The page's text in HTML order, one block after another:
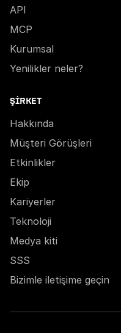
API
MCP
Kurumsal
Yenilikler neler?
ŞIRKET
Hakkında
Müşteri Görüşleri
Etkinlikler
Ekip
Kariyerler
Teknoloji
Medya kiti
SSS
Bizimle iletişime geçin